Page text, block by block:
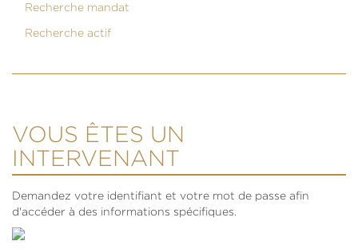
Recherche mandat
Recherche actif
VOUS ÊTES UN
INTERVENANT
Demandez votre identifiant et votre mot de passe afin
d'accéder à des informations spécifiques.